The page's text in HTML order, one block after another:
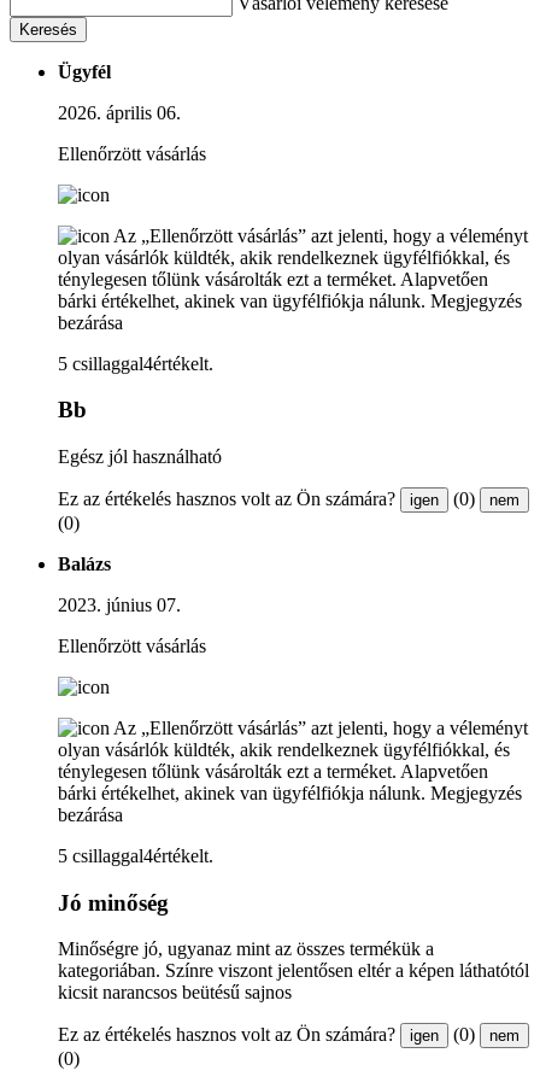
Keresés
Ügyfél
2026. április 06.
Ellenőrzött vásárlás
Az „Ellenőrzött vásárlás” azt jelenti, hogy a véleményt
olyan vásárlók küldték, akik rendelkeznek ügyfélfiókkal, és
ténylegesen tőlünk vásárolták ezt a terméket. Alapvetően
bárki értékelhet, akinek van ügyfélfiókja nálunk. Megjegyzés
bezárása
5 csillaggal4értékelt.
Bb
Egész jól használható
Ez az értékelés hasznos volt az Ön számára? igen (0) nem
(0)
Balázs
2023. június 07.
Ellenőrzött vásárlás
Az „Ellenőrzött vásárlás” azt jelenti, hogy a véleményt
olyan vásárlók küldték, akik rendelkeznek ügyfélfiókkal, és
ténylegesen tőlünk vásárolták ezt a terméket. Alapvetően
bárki értékelhet, akinek van ügyfélfiókja nálunk. Megjegyzés
bezárása
5 csillaggal4értékelt.
Jó minőség
Minőségre jó, ugyanaz mint az összes termékük a
kategoriában. Színre viszont jelentősen eltér a képen láthatótól
kicsit narancsos beütésű sajnos
Ez az értékelés hasznos volt az Ön számára? igen (0) nem
(0)